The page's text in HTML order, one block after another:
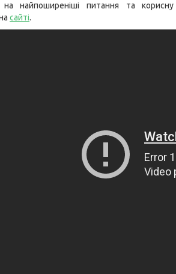
на найпоширеніші питання та
сайті.